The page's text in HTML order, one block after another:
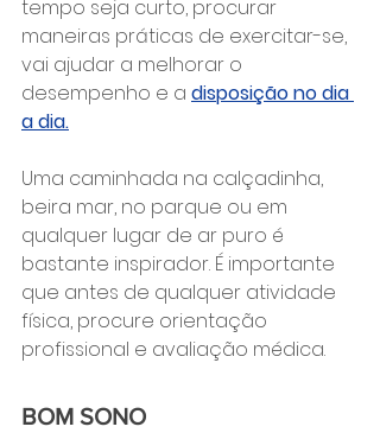
tempo seja curto, procurar
maneiras práticas de exercitar-se,
vai ajudar a melhorar o
desempenho e a disposição no dia
a dia.
Uma caminhada na calçadinha,
beira mar, no parque ou em
qualquer lugar de ar puro é
bastante inspirador. É importante
que antes de qualquer atividade
física, procure orientação
profissional e avaliação médica.
BOM SONO